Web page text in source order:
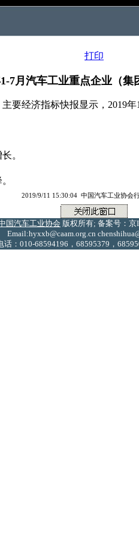
打印
7月汽车工业重点企业（集
要经济指标快报显示，2019
。
2019/9/11 15:30:04 中国汽车工业协会
国汽车工业协会 版权所有; 备案号：京
Email:hyxxb@caam.org.cn
话：010-68594196，68595379，